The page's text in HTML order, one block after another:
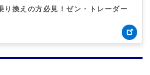
り換えの方必見！ゼン・トレーダー